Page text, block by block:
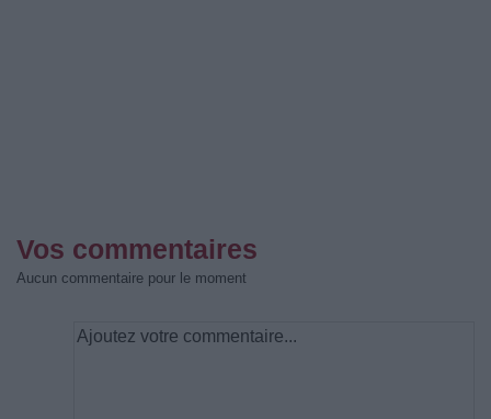
Vos commentaires
Aucun commentaire pour le moment